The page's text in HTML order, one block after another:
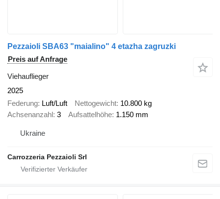
Pezzaioli SBA63 "maialino" 4 etazha zagruzki
Preis auf Anfrage
Viehauflieger
2025
Federung Luft/Luft Nettogewicht 10.800 kg
Achsenanzahl 3 Aufsattelhöhe 1.150 mm
Ukraine
Carrozzeria Pezzaioli Srl